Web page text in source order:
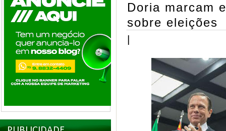
Doria marcam
sobre eleições
|